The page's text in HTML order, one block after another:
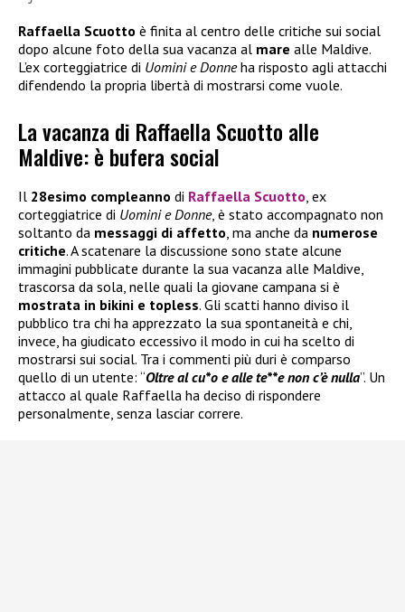
Raffaella Scuotto è finita al centro delle critiche sui social
dopo alcune foto della sua vacanza al mare alle Maldive.
L’ex corteggiatrice di Uomini e Donneha risposto agli attacchi
difendendo la propria libertà di mostrarsi come vuole.
La vacanza di Raffaella Scuotto alle
Maldive: è bufera social
Il 28esimo compleanno di Raffaella Scuotto , ex
corteggiatrice di Uomini e Donne, è stato accompagnato non
soltanto da messaggi di affetto , ma anche da numerose
critiche. A scatenare la discussione sono state alcune
immagini pubblicate durante la sua vacanza alle Maldive,
trascorsa da sola, nelle quali la giovane campana si è
mostrata in bikini e topless. Gli scatti hanno diviso il
pubblico tra chi ha apprezzato la sua spontaneità e chi,
invece, ha giudicato eccessivo il modo in cui ha scelto di
mostrarsi sui social. Tra i commenti più duri è comparso
quello di un utente: “Oltre al cu*o e alle te**e non c’è nulla”. Un
attacco al quale Raffaella ha deciso di rispondere
personalmente, senza lasciar correre.